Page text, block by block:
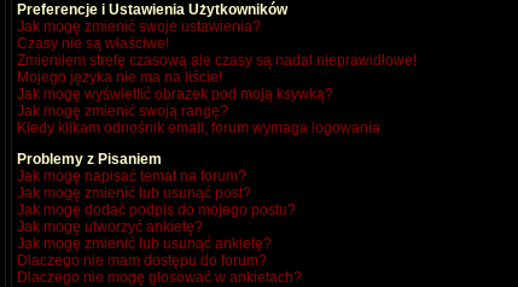
Preferencje i Ustawienia Użytkowników
Jak mogę zmienić swoje ustawienia?
Czasy nie są właściwe!
Zmieniłem strefę czasową ale czasy są nadal nieprawidłowe!
Mojego języka nie ma na liście!
Jak mogę wyświetlić obrazek pod moją ksywką?
Jak mogę zmienić swoją rangę?
Kiedy klikam odnośnik email, forum wymaga logowania
Problemy z Pisaniem
Jak mogę napisać temat na forum?
Jak mogę zmienić lub usunąć post?
Jak mogę dodać podpis do mojego postu?
Jak mogę utworzyć ankietę?
Jak mogę zmienić lub usunąć ankietę?
Dlaczego nie mam dostępu do forum?
Dlaczego nie mogę głosować w ankietach?